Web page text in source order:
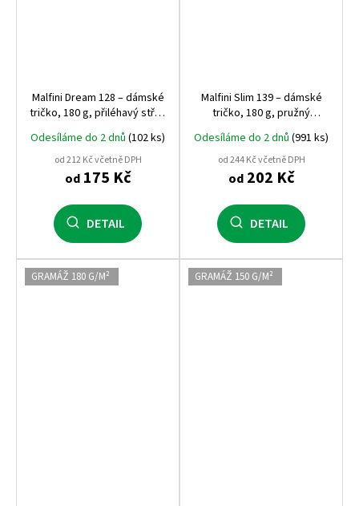
Malfini Dream 128 – dámské
tričko, 180 g, přiléhavý střih,
Odesíláme do 2 dnů (102 ks)
od 212 Kč včetně DPH
od175 Kč
DETAIL
Malfini Slim 139 – dámské
tričko, 180 g, pružný
Odesíláme do 2 dnů (991 ks)
od 244 Kč včetně DPH
od202 Kč
DETAIL
GRAMÁŽ 180 G/M² GRAMÁŽ 150 G/M²